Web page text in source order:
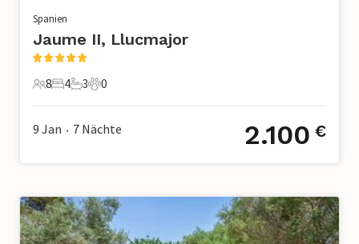
Spanien
Jaume II, Llucmajor
8 Gäste
8
4 Schlafzimmer
4
3 Badezimmer
3
0 Haustiere
0
9 Jan • 7 Nächte 2.100 €